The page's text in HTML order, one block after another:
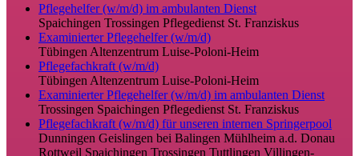
Pflegehelfer (w/m/d) im ambulanten Dienst
Spaichingen Trossingen Pflegedienst St. Franziskus
Examinierter Pflegehelfer (w/m/d)
Tübingen Altenzentrum Luise-Poloni-Heim
Pflegefachkraft (w/m/d)
Tübingen Altenzentrum Luise-Poloni-Heim
Examinierter Pflegehelfer (w/m/d) im ambulanten Dienst
Trossingen Spaichingen Pflegedienst St. Franziskus
Pflegefachkraft (w/m/d) für unseren internen Springerpool
Dunningen Geislingen bei Balingen Mühlheim a.d. Donau
Rottweil Spaichingen Trossingen Tuttlingen Villingen-